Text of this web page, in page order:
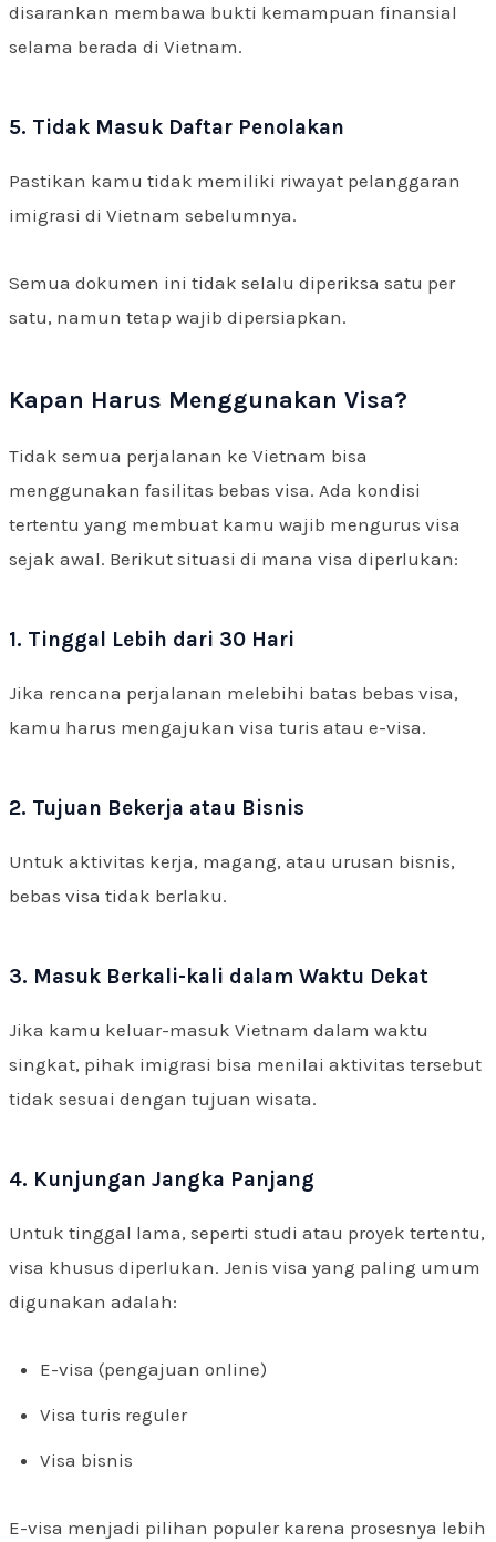
disarankan membawa bukti kemampuan finansial
selama berada di Vietnam.
5. Tidak Masuk Daftar Penolakan
Pastikan kamu tidak memiliki riwayat pelanggaran
imigrasi di Vietnam sebelumnya.
Semua dokumen ini tidak selalu diperiksa satu per
satu, namun tetap wajib dipersiapkan.
Kapan Harus Menggunakan Visa?
Tidak semua perjalanan ke Vietnam bisa
menggunakan fasilitas bebas visa. Ada kondisi
tertentu yang membuat kamu wajib mengurus visa
sejak awal. Berikut situasi di mana visa diperlukan:
1. Tinggal Lebih dari 30 Hari
Jika rencana perjalanan melebihi batas bebas visa,
kamu harus mengajukan visa turis atau e-visa.
2. Tujuan Bekerja atau Bisnis
Untuk aktivitas kerja, magang, atau urusan bisnis,
bebas visa tidak berlaku.
3. Masuk Berkali-kali dalam Waktu Dekat
Jika kamu keluar-masuk Vietnam dalam waktu
singkat, pihak imigrasi bisa menilai aktivitas tersebut
tidak sesuai dengan tujuan wisata.
4. Kunjungan Jangka Panjang
Untuk tinggal lama, seperti studi atau proyek tertentu,
visa khusus diperlukan. Jenis visa yang paling umum
digunakan adalah:
E-visa (pengajuan online)
Visa turis reguler
Visa bisnis
E-visa menjadi pilihan populer karena prosesnya lebih